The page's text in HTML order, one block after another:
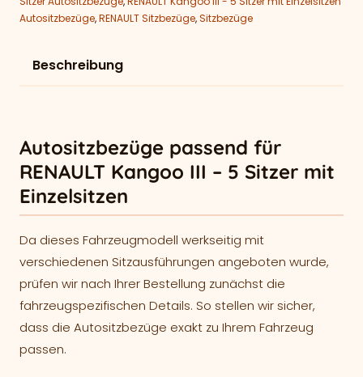
Autositzbezüge,RENAULT Sitzbezüge,Sitzbezüge
Beschreibung
Autositzbezüge passend für
RENAULT Kangoo III – 5 Sitzer mit
Einzelsitzen
Da dieses Fahrzeugmodell werkseitig mit
verschiedenen Sitzausführungen angeboten wurde,
prüfen wir nach Ihrer Bestellung zunächst die
fahrzeugspezifischen Details. So stellen wir sicher,
dass die Autositzbezüge exakt zu Ihrem Fahrzeug
passen.